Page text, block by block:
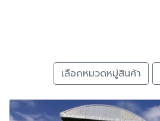
เลือกหมวดหมู่สินค้า